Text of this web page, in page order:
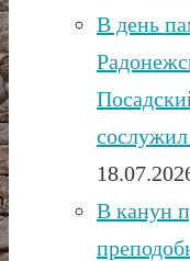
В день
В канун